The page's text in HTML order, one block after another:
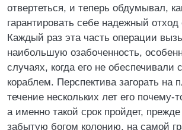
отвертеться, и теперь обдумывал,
гарантировать себе надежный отход
Каждый раз эта часть операции
наибольшую озабоченность,
случаях, когда его не обеспечивали
кораблем. Перспектива загорать на
течение нескольких лет его почему-
а именно такой срок пройдет,
забытую богом колонию, на самой